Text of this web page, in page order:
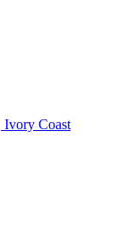
Ivory Coast